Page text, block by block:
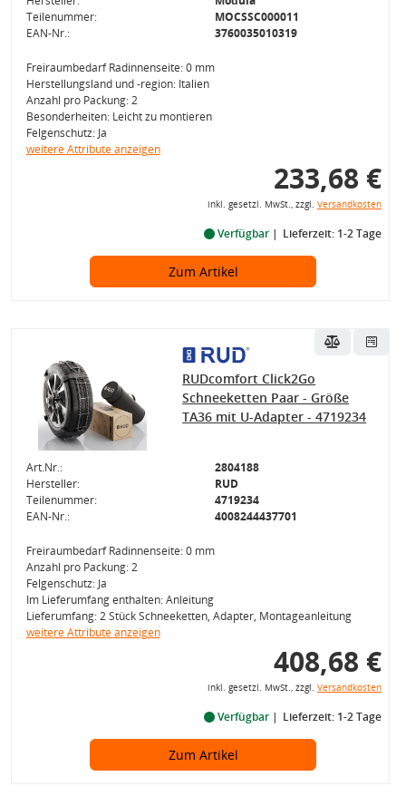
Teilenummer:
MOCSSC000011
EAN-Nr.:
3760035010319
Freiraumbedarf Radinnenseite: 0 mm
Herstellungsland und -region: Italien
Anzahl pro Packung: 2
Besonderheiten: Leicht zu montieren
Felgenschutz: Ja
weitere Attribute anzeigen
233,68 €
inkl. gesetzl. MwSt., zzgl. Versandkosten
Verfügbar Lieferzeit: 1-2 Tage
Zum Artikel
RUDcomfort Click2Go
Schneeketten Paar - Größe
TA36 mit U-Adapter - 4719234
Art.Nr.:
2804188
Hersteller:
RUD
Teilenummer:
4719234
EAN-Nr.:
4008244437701
Freiraumbedarf Radinnenseite: 0 mm
Anzahl pro Packung: 2
Felgenschutz: Ja
Im Lieferumfang enthalten: Anleitung
Lieferumfang: 2 Stück Schneeketten, Adapter, Montageanleitung
weitere Attribute anzeigen
408,68 €
inkl. gesetzl. MwSt., zzgl. Versandkosten
Verfügbar Lieferzeit: 1-2 Tage
Zum Artikel